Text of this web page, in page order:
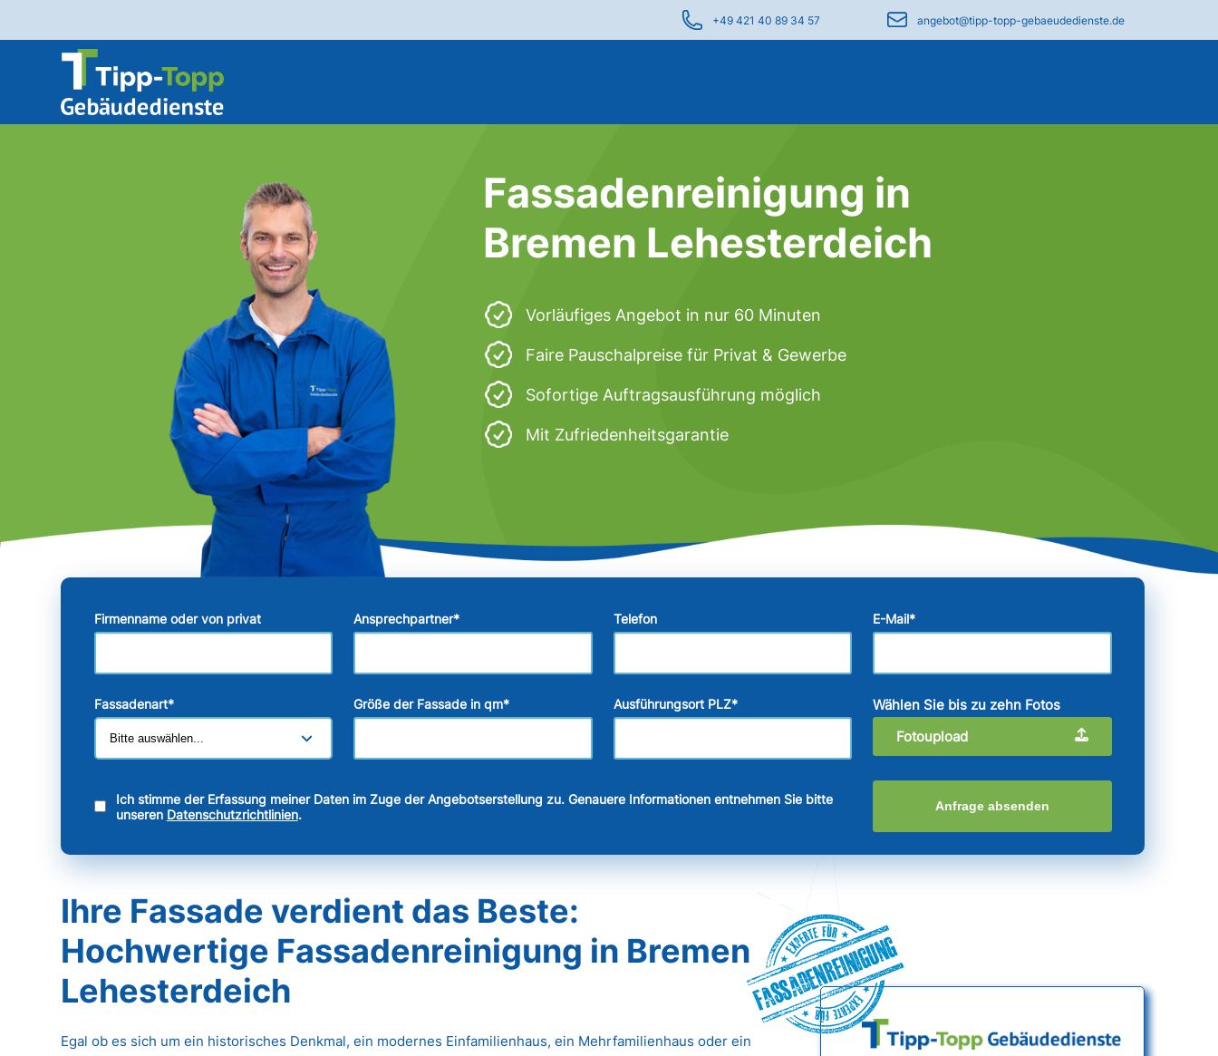
+49 421 40 89 34 57 angebot@tipp-topp-gebaeudedienste.de
Fassadenreinigung in
Bremen Lehesterdeich
Vorläufiges Angebot in nur 60 Minuten
Faire Pauschalpreise für Privat & Gewerbe
Sofortige Auftragsausführung möglich
Mit Zufriedenheitsgarantie
Firmenname oder von privat Ansprechpartner* Telefon E-Mail*
Fassadenart* Größe der Fassade in qm* Ausführungsort PLZ*
Wählen Sie bis zu zehn Fotos
Fotoupload
Ich stimme der Erfassung meiner Daten im Zuge der Angebotserstellung zu. Genauere Informationen entnehmen Sie bitte
unseren Datenschutzrichtlinien.
Anfrage absenden
Ihre Fassade verdient das Beste:
Hochwertige Fassadenreinigung in Bremen
Lehesterdeich
Fassadenreinigung
Egal ob es sich um ein historisches Denkmal, ein modernes Einfamilienhaus, ein Mehrfamilienhaus oder ein